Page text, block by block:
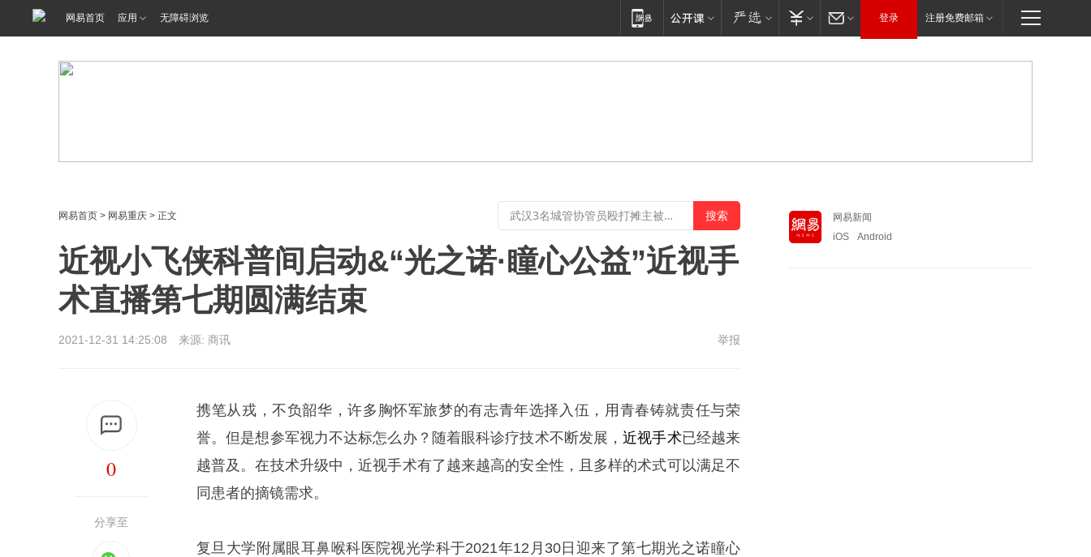
网易首页 应用 无障碍浏览 登录 注册免费邮箱
网易首页 > 网易重庆 > 正文
近视小飞侠科普间启动&“光之诺·瞳心公益”近视手
术直播第七期圆满结束
2021-12-31 14:25:08 来源: 商讯 举报
0
分享至
携笔从戎，不负韶华，许多胸怀军旅梦的有志青年选择入伍，用青春铸就责任与荣
誉。但是想参军视力不达标怎么办？随着眼科诊疗技术不断发展，近视手术已经越来
越普及。在技术升级中，近视手术有了越来越高的安全性，且多样的术式可以满足不
同患者的摘镜需求。
复旦大学附属眼耳鼻喉科医院视光学科于2021年12月30日迎来了第七期光之诺瞳心
网易新闻
iOS
Android